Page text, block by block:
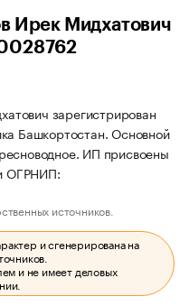
Ирек Мидхатович
зарегистрирован
Башкортостан. Основной
ИП присвоены
ОГРНИП:
источников.
и сгенерирована на
и не имеет деловых